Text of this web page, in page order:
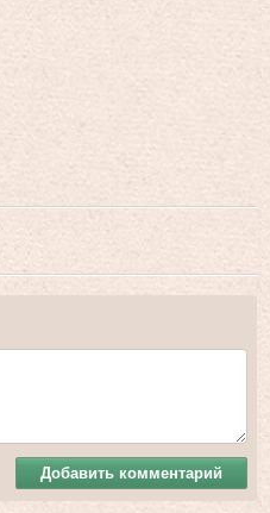
Добавить комментарий